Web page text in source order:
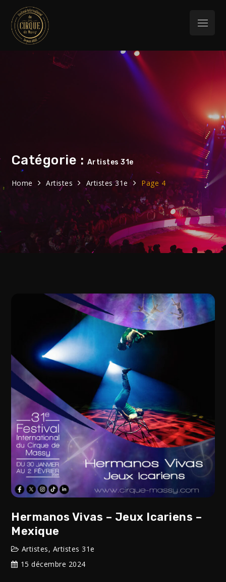
content
International du
Cirque de Massy
Menu
Catégorie : Artistes 31e
Home Artistes Artistes 31e Page 4
Hermanos Vivas – Jeux Icariens –
Mexique
Artistes, Artistes 31e
15 décembre 2024